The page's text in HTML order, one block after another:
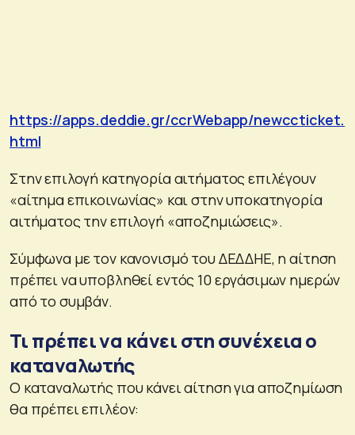
https://apps.deddie.gr/ccrWebapp/newccticket.
html
Στην επιλογή κατηγορία αιτήματος επιλέγουν
«αίτημα επικοινωνίας» και στην υποκατηγορία
αιτήματος την επιλογή «αποζημιώσεις».
Σύμφωνα με τον κανονισμό του ΔΕΔΔΗΕ, η αίτηση
πρέπει να υποβληθεί εντός 10 εργάσιμων ημερών
από το συμβάν.
Τι πρέπει να κάνει στη συνέχεια ο
καταναλωτής
Ο καταναλωτής που κάνει αίτηση για αποζημίωση
θα πρέπει επιλέοv: